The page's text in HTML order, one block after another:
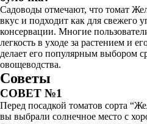
Садоводы отмечают, что томат
вкус и подходит как для свежего
консервации. Многие
легкость в уходе за растением и
делает его популярным выбором
овощеводства.
Советы
СОВЕТ №1
Перед посадкой томатов сорта
вы выбрали солнечное место с